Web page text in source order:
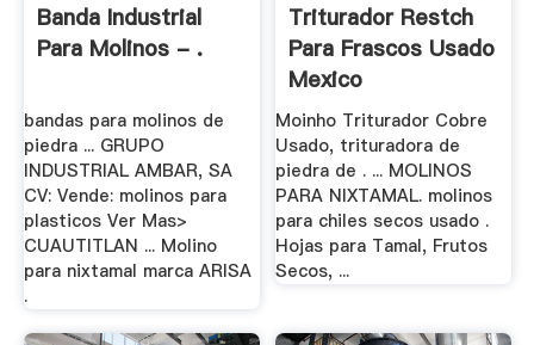
Banda Industrial
Para Molinos - .
bandas para molinos de
piedra ... GRUPO
INDUSTRIAL AMBAR, SA
CV: Vende: molinos para
plasticos Ver Mas>
CUAUTITLAN ... Molino
para nixtamal marca ARISA
.
Triturador Restch
Para Frascos Usado
Mexico
Moinho Triturador Cobre
Usado, trituradora de
piedra de . ... MOLINOS
PARA NIXTAMAL. molinos
para chiles secos usado .
Hojas para Tamal, Frutos
Secos, ...